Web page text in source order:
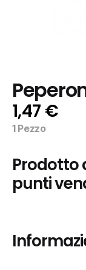
1,47 €
1 Pezzo
Prodotto
punti